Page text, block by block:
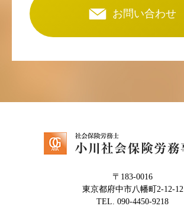
お問い合わせ
〒183-0016
東京都府中市八幡町2-12-12
TEL. 090-4450-9218